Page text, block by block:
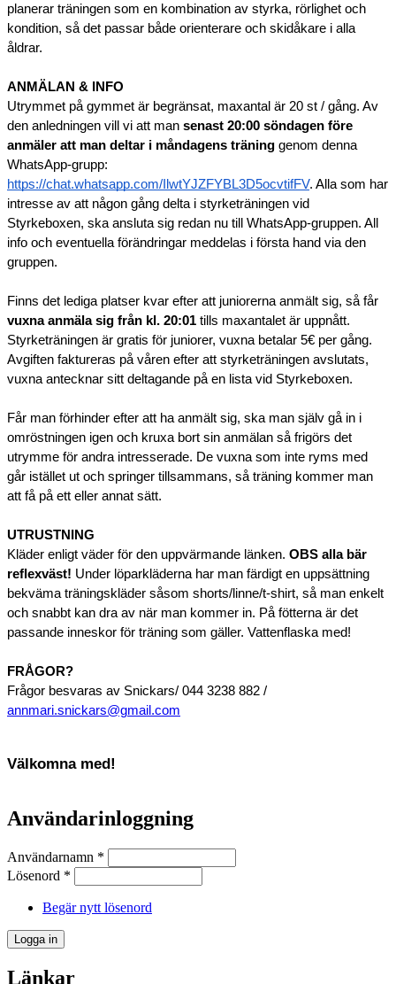
planerar träningen som en kombination av styrka, rörlighet och
kondition, så det passar både orienterare och skidåkare i alla
åldrar.
ANMÄLAN & INFO
Utrymmet på gymmet är begränsat, maxantal är 20 st / gång. Av
den anledningen vill vi att man senast 20:00 söndagen före
anmäler att man deltar i måndagens träning genom denna
WhatsApp-grupp:
https://chat.whatsapp.com/IlwtYJZFYBL3D5ocvtifFV. Alla som har
intresse av att någon gång delta i styrketräningen vid
Styrkeboxen, ska ansluta sig redan nu till WhatsApp-gruppen. All
info och eventuella förändringar meddelas i första hand via den
gruppen.
Finns det lediga platser kvar efter att juniorerna anmält sig, så får
vuxna anmäla sig från kl. 20:01 tills maxantalet är uppnått.
Styrketräningen är gratis för juniorer, vuxna betalar 5€ per gång.
Avgiften faktureras på våren efter att styrketräningen avslutats,
vuxna antecknar sitt deltagande på en lista vid Styrkeboxen.
Får man förhinder efter att ha anmält sig, ska man själv gå in i
omröstningen igen och kruxa bort sin anmälan så frigörs det
utrymme för andra intresserade. De vuxna som inte ryms med
går istället ut och springer tillsammans, så träning kommer man
att få på ett eller annat sätt.
UTRUSTNING
Kläder enligt väder för den uppvärmande länken. OBS alla bär
reflexväst! Under löparkläderna har man färdigt en uppsättning
bekväma träningskläder såsom shorts/linne/t-shirt, så man enkelt
och snabbt kan dra av när man kommer in. På fötterna är det
passande inneskor för träning som gäller. Vattenflaska med!
FRÅGOR?
Frågor besvaras av Snickars/ 044 3238 882 /
annmari.snickars@gmail.com
Välkomna med!
Användarinloggning
Användarnamn *
Lösenord *
Begär nytt lösenord
Länkar